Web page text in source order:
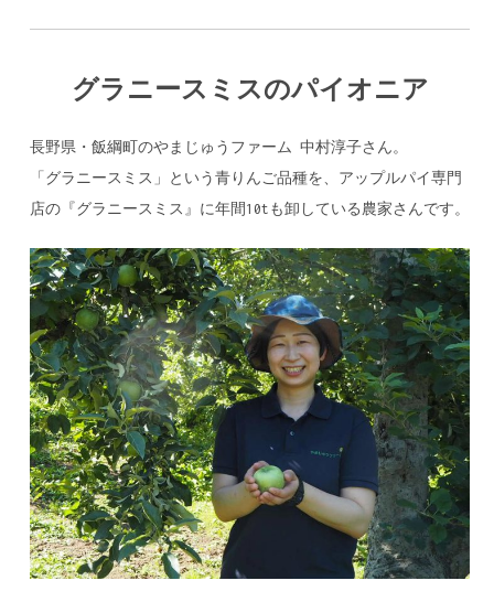
グラニースミスのパイオニア
長野県・飯綱町のやまじゅうファーム 中村淳子さん。
「グラニースミス」という青りんご品種を、アップルパイ専門
店の『グラニースミス』に年間10tも卸している農家さんです。